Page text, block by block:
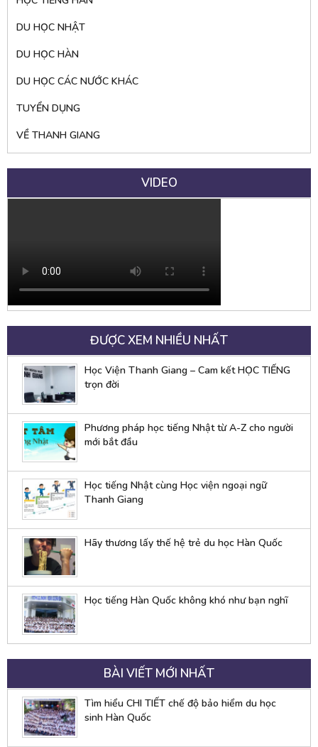
DU HỌC NHẬT
DU HỌC HÀN
DU HỌC CÁC NƯỚC KHÁC
TUYỂN DỤNG
VỀ THANH GIANG
VIDEO
ĐƯỢC XEM NHIỀU NHẤT
Học Viện Thanh Giang – Cam kết HỌC TIẾNG
trọn đời
Phương pháp học tiếng Nhật từ A-Z cho người
mới bắt đầu
Học tiếng Nhật cùng Học viện ngoại ngữ
Thanh Giang
Hãy thương lấy thế hệ trẻ du học Hàn Quốc
Học tiếng Hàn Quốc không khó như bạn nghĩ
BÀI VIẾT MỚI NHẤT
Tìm hiểu CHI TIẾT chế độ bảo hiểm du học
sinh Hàn Quốc